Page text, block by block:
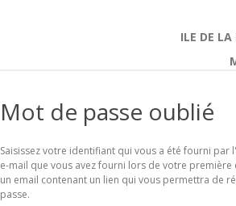
ILE DE LA
Mot de passe oublié
Saisissez votre identifiant qui vous a été fourni par
e-mail que vous avez fourni lors de votre première
un email contenant un lien qui vous permettra de
passe.